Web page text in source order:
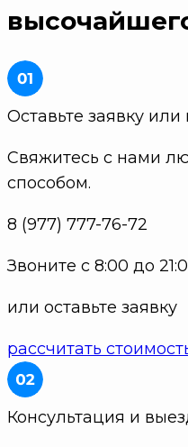
Оставьте заявку или
Свяжитесь с нами
способом.
8 (977) 777-76-72
Звоните с 8:00 до
или оставьте заявку
рассчитать
Консультация и